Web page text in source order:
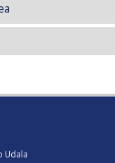
Udala